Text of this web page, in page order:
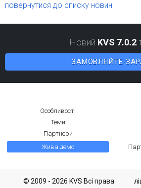
повернутися до списку новин
Новий KVS 7.0.2
ЗАМОВЛЯЙТЕ
Особливості
Теми
Партнери
Жива демо
© 2009 - 2026 KVS Всі права